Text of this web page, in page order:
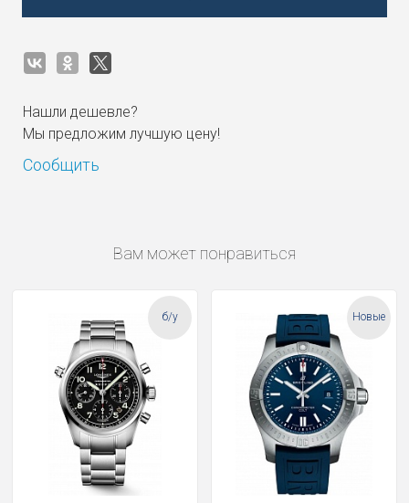
Нашли дешевле?
Мы предложим лучшую цену!
Сообщить
Вам может понравиться
б/у Новые